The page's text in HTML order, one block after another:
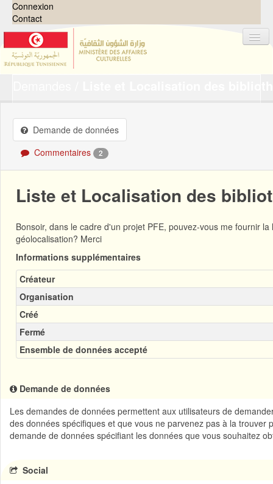
Connexion
Contact
Groupes
Demandes
À propos
Demande de données
Commentaires
2
Liste et Localisation des
Bonsoir, dans le cadre d'un projet PFE, pouvez-vous me fournir
géolocalisation? Merci
Informations supplémentaires
Créateur
Organisation
Créé
Fermé
Ensemble de données accepté
Demande de données
Les demandes de données permettent aux utilisateurs de
des données spécifiques et que vous ne parvenez pas à la
demande de données spécifiant les données que vous souhaitez
Social